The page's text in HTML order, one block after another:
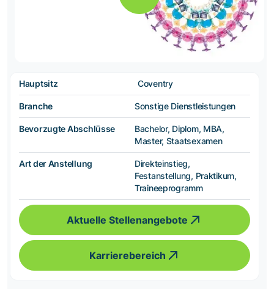
Hauptsitz Coventry
Branche Sonstige Dienstleistungen
Bevorzugte Abschlüsse
Bachelor, Diplom, MBA,
Master, Staatsexamen
Art der Anstellung
Direkteinstieg,
Festanstellung, Praktikum,
Traineeprogramm
Aktuelle Stellenangebote
Karrierebereich